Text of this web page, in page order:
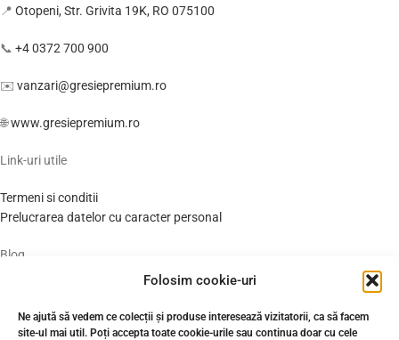
Folosim cookie-uri
Ne ajută să vedem ce colecții și produse interesează vizitatorii, ca să facem
site-ul mai util. Poți accepta toate cookie-urile sau continua doar cu cele
📍 Otopeni, Str. Grivita 19K, RO 075100
📞 +4 0372 700 900
✉️ vanzari@gresiepremium.ro
🌐www.gresiepremium.ro
Link-uri utile
Termeni si conditii
Prelucrarea datelor cu caracter personal
Blog
Creative water features and exterior